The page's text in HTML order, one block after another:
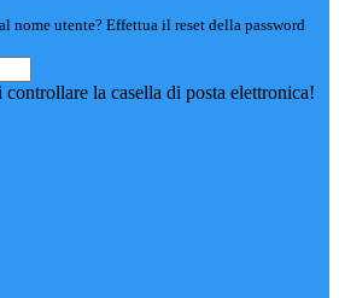
nome utente? Effettua il reset della password
la casella di posta elettronica!